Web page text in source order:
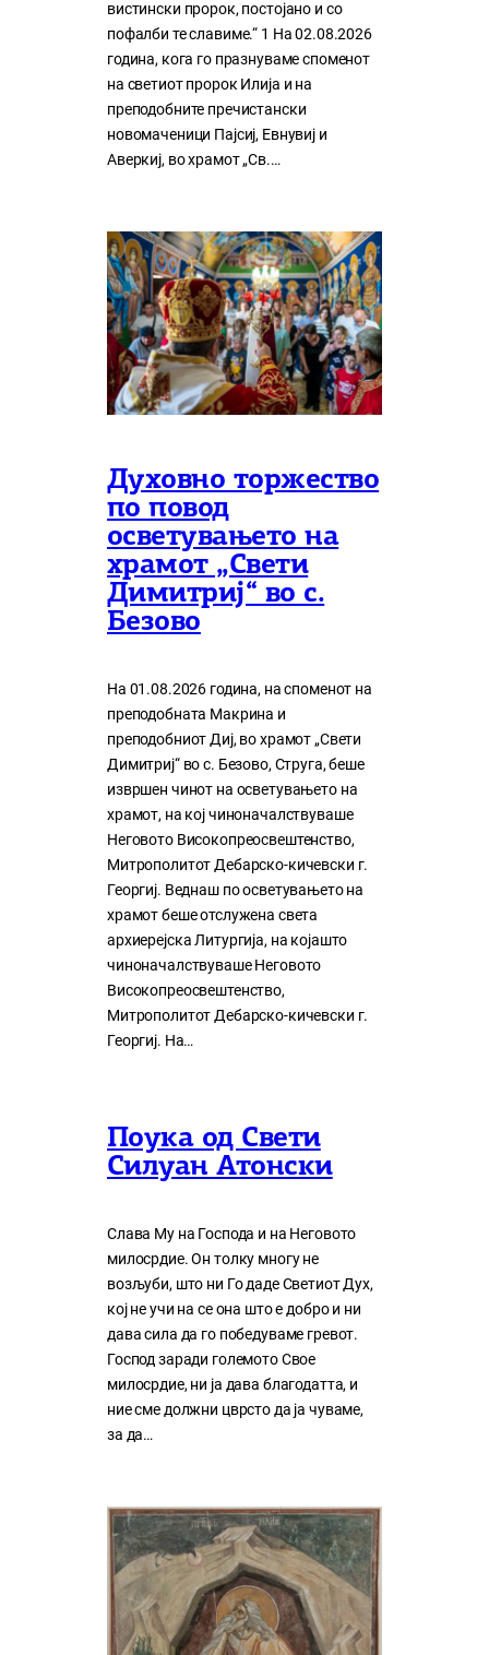
вистински пророк, постојано и со
пофалби те славиме.“ 1 На 02.08.2026
година, кога го празнуваме споменот
на светиот пророк Илија и на
преподобните пречистански
новомаченици Пајсиј, Евнувиј и
Аверкиј, во храмот „Св.…
Духовно торжество
по повод
осветувањето на
храмот „Свети
Димитриј“ во с.
Безово
На 01.08.2026 година, на споменот на
преподобната Макрина и
преподобниот Диј, во храмот „Свети
Димитриј“ во с. Безово, Струга, беше
извршен чинот на осветувањето на
храмот, на кој чиноначалствуваше
Неговото Високопреосвештенство,
Митрополитот Дебарско-кичевски г.
Георгиј. Веднаш по осветувањето на
храмот беше отслужена света
архиерејска Литургија, на којашто
чиноначалствуваше Неговото
Високопреосвештенство,
Митрополитот Дебарско-кичевски г.
Георгиј. На…
Поука од Свети
Силуан Атонски
Слава Му на Господа и на Неговото
милосрдие. Он толку многу нe
возљуби, што ни Го даде Светиот Дух,
кој нe учи на сe она што е добро и ни
дава сила да го победуваме гревот.
Господ заради големото Свое
милосрдие, ни ја дава благодатта, и
ние сме должни цврсто да ја чуваме,
за да…